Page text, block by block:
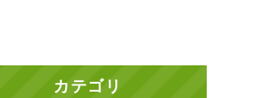
カテゴリ